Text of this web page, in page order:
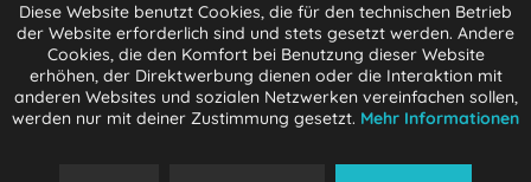
Diese Website benutzt Cookies, die für den technischen Betrieb
der Website erforderlich sind und stets gesetzt werden. Andere
Cookies, die den Komfort bei Benutzung dieser Website
erhöhen, der Direktwerbung dienen oder die Interaktion mit
anderen Websites und sozialen Netzwerken vereinfachen sollen,
werden nur mit deiner Zustimmung gesetzt. Mehr Informationen